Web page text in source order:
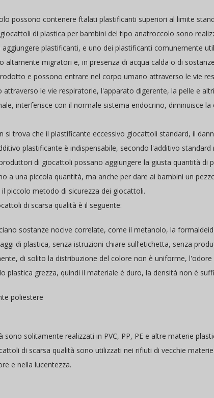
possono contenere ftalati plastificanti superiori al limite
di plastica per bambini del tipo anatroccolo sono
plastificanti, e uno dei plastificanti comunemente
altamente migratori e, in presenza di acqua calda o di
e possono entrare nel corpo umano attraverso le vie
le vie respiratorie, l'apparato digerente, la pelle e
interferisce con il normale sistema endocrino, diminuisce
trova che il plastificante eccessivo giocattoli standard, il
plastificante è indispensabile, secondo l'additivo
di giocattoli possano aggiungere la giusta quantità di
a una piccola quantità, ma anche per dare ai bambini un
piccolo metodo di sicurezza dei giocattoli.
di scarsa qualità è il seguente:
sostanze nocive correlate, come il metanolo, la
di plastica, senza istruzioni chiare sull'etichetta, senza
di solito la distribuzione del colore non è uniforme,
plastica grezza, quindi il materiale è duro, la densità non è
poliestere
solitamente realizzati in PVC, PP, PE e altre materie
di scarsa qualità sono utilizzati nei rifiuti di vecchie
e nella lucentezza.